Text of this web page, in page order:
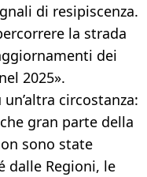
di resipiscenza.
la strada
dei
2025».
circostanza:
gran parte della
sono state
dalle Regioni, le